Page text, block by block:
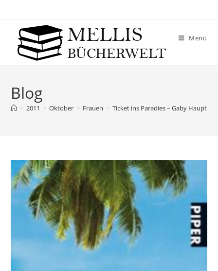
Menü
Blog
> 2011 > Oktober > Frauen > Ticket ins Paradies – Gaby